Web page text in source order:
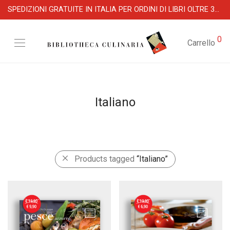
SPEDIZIONI GRATUITE IN ITALIA PER ORDINI DI LIBRI OLTRE 39 €
Carrello 0
Italiano
Products tagged “Italiano”